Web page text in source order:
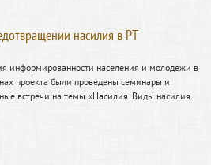
насилия в РТ
информированности населения и молодежи в
проекта были проведены семинары и
встречи на темы «Насилия. Виды насилия.